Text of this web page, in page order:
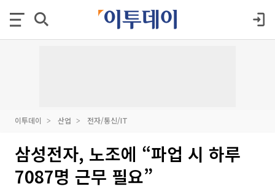
이투데이 산업 전자/통신/IT
삼성전자, 노조에 “파업 시 하루
7087명 근무 필요”